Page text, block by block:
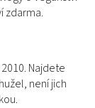
zdarma.
Najdete
není jich